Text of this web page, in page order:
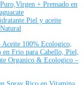
+ Prensado en
y aceite
100% Ecologico,
en Frio para Cabello, Piel,
Organico & Ecologico –